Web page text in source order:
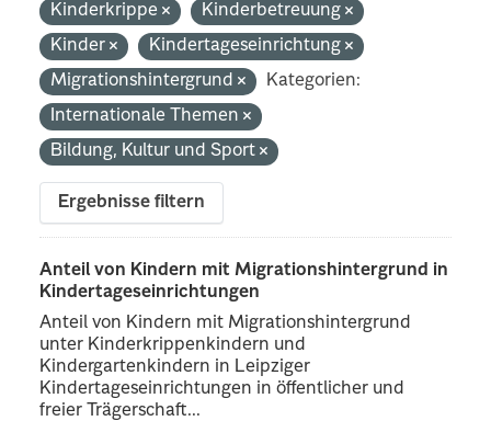
Kinderkrippe
Kinderbetreuung
Kinder
Kindertageseinrichtung
Migrationshintergrund
Kategorien:
Internationale Themen
Bildung, Kultur und Sport
Ergebnisse filtern
Anteil von Kindern mit Migrationshintergrund in
Kindertageseinrichtungen
Anteil von Kindern mit Migrationshintergrund
unter Kinderkrippenkindern und
Kindergartenkindern in Leipziger
Kindertageseinrichtungen in öffentlicher und
freier Trägerschaft...